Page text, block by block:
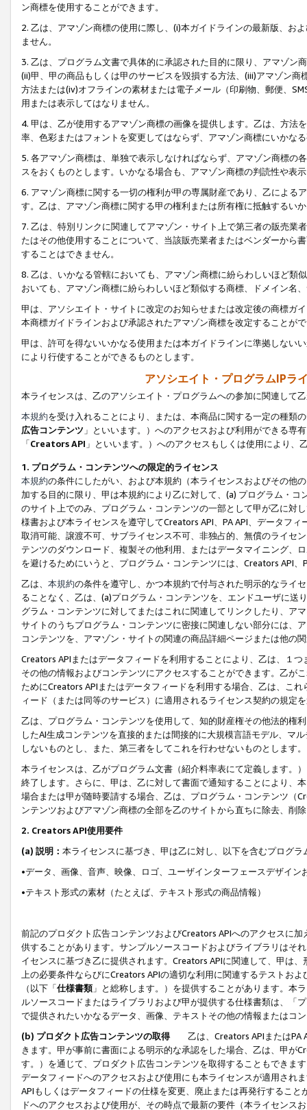
ン商標を使用することができます。
2. 乙は、アマゾン商標の使用に際し、(i)本ガイドラインの最新版、お
ません。
3. 乙は、プログラム文書で具体的に承認された目的に限り、アマゾン
(ii)甲、甲の商品もしくは甲のサービスを毀損する方法、(iii)アマゾン
方法または(iv)オフラインの素材または電子メール（印刷物、郵便、
用または表示してはなりません。
4. 甲は、乙が使用するアマゾン商標の画像を提供します。乙は、方
率、色彩またはフォントを変更してはならず、アマゾン商標にいかな
5. 各アマゾン商標は、単独で表示しなければならず、アマゾン商標
スをおくものとします。いかなる場合も、アマゾン商標の判読性や表
6. アマゾン商標に関する一切の権利が甲の専属財産であり、乙による
す。乙は、アマゾン商標に関する甲の権利または所有権に抵触するい
7. 乙は、特別リンクに関連してアマゾン・サイト上で第三者の販売
たはその他使用することについて、当該販売業者またはベンダーから
することはできません。
8. 乙は、いかなる管轄においても、アマゾン商標に紛らわしいほど類
おいても、アマゾン商標に紛らわしいほど類似する商標、ドメイン名
甲は、アソシエイト・サイトに改定のお知らせまたは改定後の商標ガ
本商標ガイドラインおよび承認されたアマゾン商標を改定することが
甲は、許可を得ないいかなる使用または本ガイドラインに準拠しない
により行使することができるものとします。
アソシエイト・プログラムIPラ
本ライセンスは、乙のアソシエイト・プログラムへの参加に関連して
本規約を受け入れることにより、または、本商品に関する一定の種類
広告コンテンツ 」といいます。）へのアクセスおよび利用ができる専
「Creators API 」といいます。）へのアクセスもしくは使用により
1. プログラム・コンテンツへの限定的ライセンス
本規約の条件にしたがい、および本規約（本ライセンスおよびその他
加する目的に限り、甲は本規約により乙に対して、(a) プログラム・
のサイト上でのみ、プログラム・コンテンツの一部として甲が乙に対
様書および本ライセンスを遵守してCreators API、PA API、データフ
取消可能、譲渡不可、サブライセンス不可、非独占的、無償のライセ
テンツのダウンロード、複製その他利用、またはデータマイニング、
を避けるためにいうと、プログラム・コンテンツには、Creators API
乙は、 本規約の条件を遵守し、かつ本規約で付与された明示的なライ
ることなく、乙は、(a)プログラム・コンテンツを、エンドユーザに
グラム・コンテンツに対してまたはこれに関連してリンクしたり、ア
サイトのうちプログラム・コンテンツに密接に関連しない部分には、
コンテンツを、アマゾン・サイトの関連の商品詳細ページまたは他の
Creators APIまたはデータフィードを利用することにより、乙は、１
その他の情報およびコンテンツにアクセスすることができます。乙が
ためにCreators APIまたはデータフィードを利用する場合、乙は、こ
ィード（または同等のサービス）に適用されるライセンス契約の規定
乙は、プログラム・コンテンツを使用して、知的財産権その他法的権
したAI生成コンテンツを直接的または間接的に大規模言語モデル、マ
しないものとし、また、第三者をしてこれを行わせないものとします。
本ライセンスは、乙がプログラム文書（紹介料率表にて定義します。
終了します。さらに、甲は、乙に対して書面で通知することにより、
場合または甲が随時要請する場合、乙は、プログラム・コンテンツ（
ンテンツおよびアマゾン商標の全部を乙のサイトから直ちに除去、削
2. Creators API使用要件
(a) 説明： 本ライセンスに基づき、甲は乙に対し、以下を含むプログ
•データ、画像、音声、映像、ロゴ、ユーザインターフェースデザイ
•テキスト形式の素材（たとえば、テキスト形式の商品情報）
前記のプロダクト広告コンテンツおよびCreators APIへのアクセスに
供することがあります。サンプルソースコードおよびライブラリはそ
イセンスに基づき乙に提供されます。Creators APIに関連して、甲は
上の必要条件ならびにCreators APIの適切な利用に関連するテストお
（以下「仕様書類」と総称します。）を提供することがあります。本
ルソースコードまたはライブラリおよび甲が提供する仕様書類は、「
で提供されたいかなるデータ、画像、テキストその他の情報またはコ
(b) プロダクト広告コンテンツの取得
乙は、Creators APIまたはPA
きます。甲が事前に書面による明示的な承認をした場合、乙は、甲が
す。）を通じて、プロダクト広告コンテンツを取得することもできま
データフィードへのアクセスおよび使用にも本ライセンスが適用され
APIもしくはデータフィードの仕様を変更、廃止または再発行するこ
ドへのアクセスおよび使用が、その時点で最新の要件（本ライセン